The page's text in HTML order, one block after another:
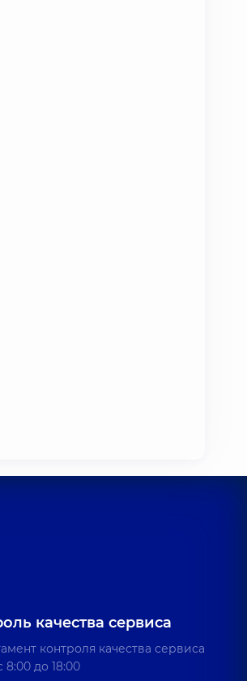
качества сервиса
контроля качества сервиса
8:00 до 18:00